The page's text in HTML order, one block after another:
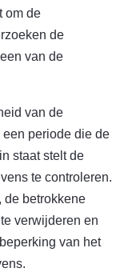
om de
de
van de
van de
periode die de
staat stelt de
te controleren.
de betrokkene
verwijderen en
van het